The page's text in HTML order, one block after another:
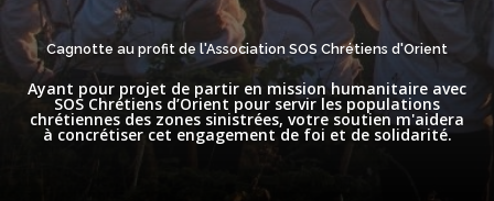
Cagnotte au profit de l'Association SOS Chrétiens d'Orient
Ayant pour projet de partir en mission humanitaire avec
SOS Chrétiens d’Orient pour servir les populations
chrétiennes des zones sinistrées, votre soutien m'aidera
à concrétiser cet engagement de foi et de solidarité.